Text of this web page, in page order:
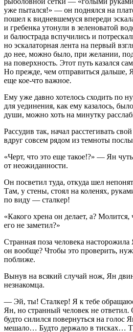
уже пытался!» — он поднялся на
пошел к видневшемуся впереди
и гребенка утонули в зеленоватой
и балюстрада вспучились и
но эскалаторная лента на первый
до нее, можно было, при желании,
на поверхность. Этот путь казался
Но прежде, чем отправиться дальше,
еще кое-что важное.
Ему уже давно хотелось сходить по
для уединения, как ему казалось,
души, можно хоть на минутку
Рассудив так, начал расстегивать
вдруг совсем рядом из темноты
«Черт, что это еще такое!?» — Ян чуть
от неожиданности.
Он посветил туда, откуда шел
Там, у стены, стоял на коленях,
по виду — сталкер!
«Какого хрена он делает, а?
его не заметил?»
Странная поза человека
он вообще? Чтобы это проверить,
поближе.
Вынув на всякий случай нож, Ян
незнакомца.
— Эй, ты! Сталкер! Я к тебе
Ян, но странный человек не ответил.
будто силился повернуться на голос
мешало… Будто держало в тисках…